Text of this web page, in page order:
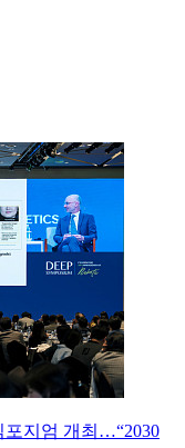
포지엄 개최…“2030